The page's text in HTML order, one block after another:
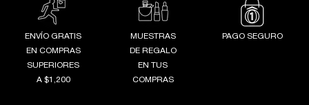
ENVÍO GRATIS
EN COMPRAS
SUPERIORES
A $1,200
MUESTRAS
DE REGALO
EN TUS
COMPRAS
PAGO SEGURO